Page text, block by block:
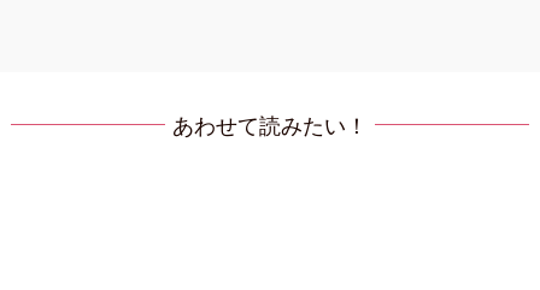
あわせて読みたい！